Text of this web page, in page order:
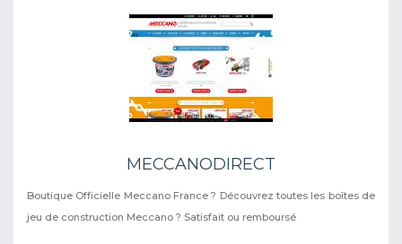
MECCANODIRECT
Boutique Officielle Meccano France ? Découvrez toutes les boîtes de
jeu de construction Meccano ? Satisfait ou remboursé